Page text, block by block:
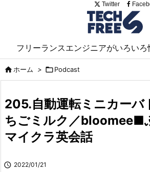
フリーランスエンジニアがいろいろ
Twitter
ホーム > Podcast
205.自動運転ミニカーバ
ちごミルク／bloomee■
マイクラ英会話
 2022/01/21